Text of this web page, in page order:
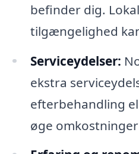
befinder dig.
tilgængelighed
Serviceydelser:
ekstra
efterbehandling
øge